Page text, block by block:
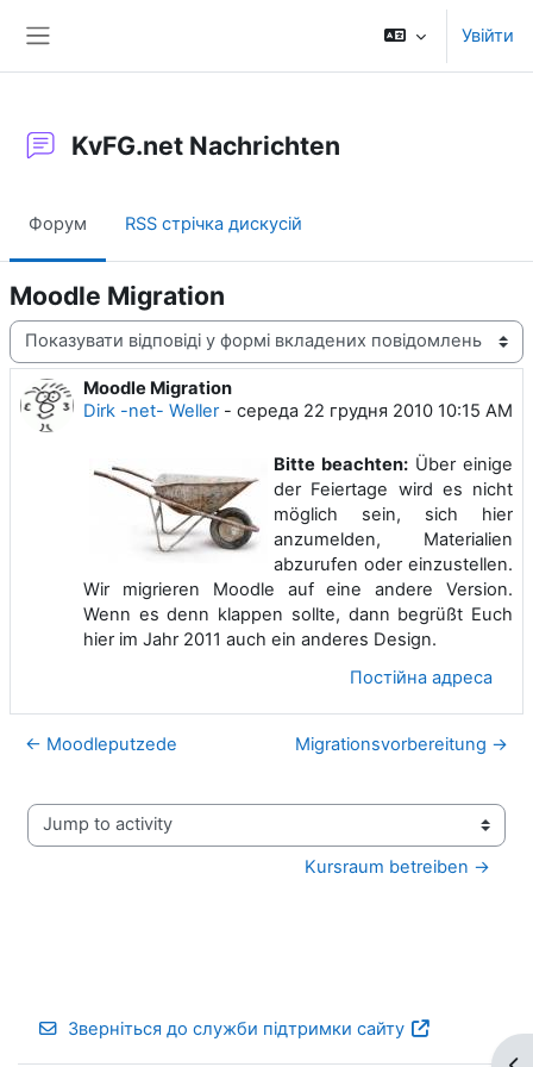
Увійти
KvFG.net Nachrichten
Форум RSS стрічка дискусій
Moodle Migration
Тип показу
Moodle Migration
Dirk -net- Weller- середа 22 грудня 2010 10:15 AM
Кількість відповідей: 0
Bitte beachten: Über einige
der Feiertage wird es nicht
möglich sein, sich hier
anzumelden, Materialien
abzurufen oder einzustellen.
Wir migrieren Moodle auf eine andere Version.
Wenn es denn klappen sollte, dann begrüßt Euch
hier im Jahr 2011 auch ein anderes Design.
Постійна адреса
← Moodleputzede Migrationsvorbereitung →
Jump to activity
Kursraum betreiben →
Зверніться до служби підтримки сайту